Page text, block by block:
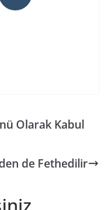
Olarak Kabul
de Fethedilir